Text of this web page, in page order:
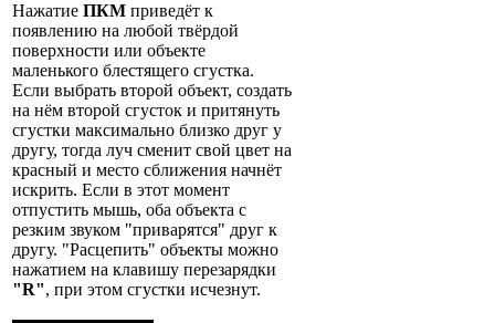
Нажатие ПКМ приведёт к
появлению на любой твёрдой
поверхности или объекте
маленького блестящего сгустка.
Если выбрать второй объект, создать
на нём второй сгусток и притянуть
сгустки максимально близко друг у
другу, тогда луч сменит свой цвет на
красный и место сближения начнёт
искрить. Если в этот момент
отпустить мышь, оба объекта с
резким звуком "приварятся" друг к
другу. "Расцепить" объекты можно
нажатием на клавишу перезарядки
"R", при этом сгустки исчезнут.